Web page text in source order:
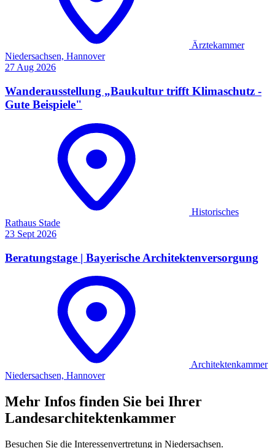
Ärztekammer
Niedersachsen, Hannover
27 Aug 2026
Wanderausstellung „Baukultur trifft Klimaschutz -
Gute Beispiele"
Historisches
Rathaus Stade
23 Sept 2026
Beratungstage | Bayerische Architektenversorgung
Architektenkammer
Niedersachsen, Hannover
Mehr Infos finden Sie bei Ihrer
Landesarchitektenkammer
Besuchen Sie die Interessenvertretung in Niedersachsen.